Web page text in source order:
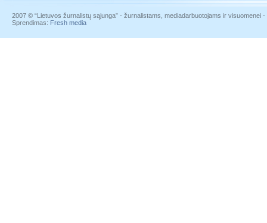
2007 © “Lietuvos žurnalistų sąjunga” - žurnalistams, mediadarbuotojams ir visuomenei
Sprendimas: Fresh media